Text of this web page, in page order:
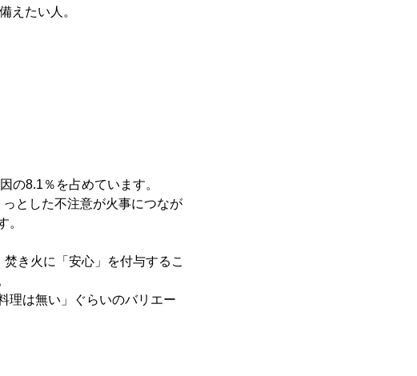
えたい人。
の8.1％を占めています。
とした不注意が火事につなが
。
き火に「安心」を付与するこ
理は無い」ぐらいのバリエー